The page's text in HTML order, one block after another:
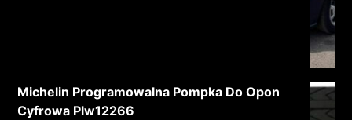
Michelin Programowalna Pompka Do Opon
Cyfrowa Plw12266